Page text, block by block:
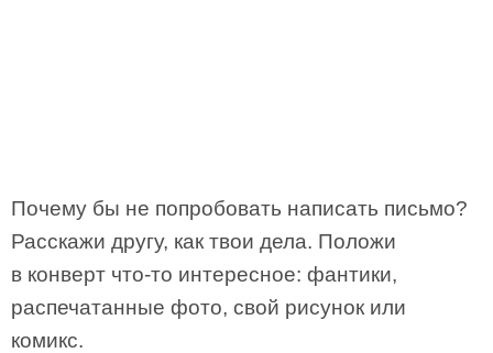
Почему бы не попробовать написать письмо?
Расскажи другу, как твои дела. Положи
в конверт что-то интересное: фантики,
распечатанные фото, свой рисунок или
комикс.